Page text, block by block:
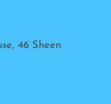
46 Sheen